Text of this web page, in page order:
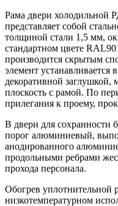
Рама двери холодильной
представляет собой
толщиной стали 1,5 мм,
стандартном цвете
производится скрытым
элемент устанавливается
декоративной
плоскость с рамой. По
прилегания к проему,
В двери для сохранности
порог алюминиевый,
анодированного
продольными ребрами
прохода персонала.
Обогрев уплотнительной
низкотемпературном